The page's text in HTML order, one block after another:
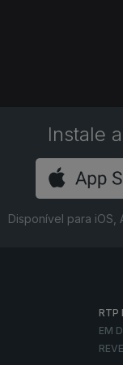
Instale
Disponível para iOS,
RTP
EM